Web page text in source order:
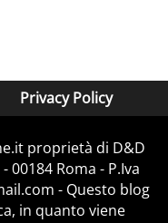
Privacy Policy
proprietà di D&D
00184 Roma - P.Iva
- Questo blog
in quanto viene